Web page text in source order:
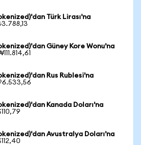
Türk Lirası'na
Güney Kore Wonu'na
Rus Rublesi'na
Kanada Doları'na
Avustralya Doları'na